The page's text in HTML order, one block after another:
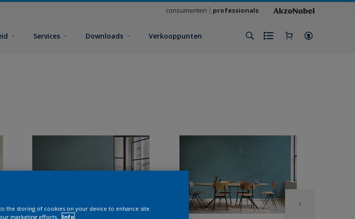
consumenten professionals
Services Downloads Verkooppunten
the storing of cookies on your device to enhance site
marketing efforts.
Info